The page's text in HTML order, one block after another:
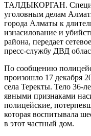
ТАЛДЫКОРГАН.
уголовным делам
города Алматы к
изнасилование и
района, передает
пресс-службу ДВД
По сообщению
произошло 17 декабря
села Теректы. Тело 36-
явными признаками
полицейские,
которая воспитывала
в этот частный дом.